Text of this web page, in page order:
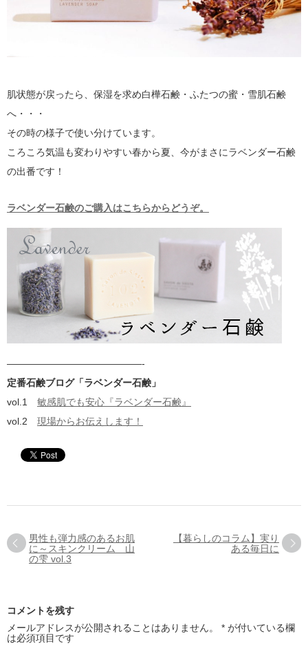
肌状態が戻ったら、保湿を求め白樺石鹸・ふたつの蜜・雪肌石鹸
へ・・・
その時の様子で使い分けています。
ころころ気温も変わりやすい春から夏、今がまさにラベンダー石鹸
の出番です！
ラベンダー石鹸のご購入はこちらからどうぞ。
——————————————-
定番石鹸ブログ「ラベンダー石鹸」
vol.1 敏感肌でも安心『ラベンダー石鹸』
vol.2 現場からお伝えします！
男性も弾力感のあるお肌
に～スキンクリーム 山
の雫 vol.3
【暮らしのコラム】実り
ある毎日に
コメントを残す
メールアドレスが公開されることはありません。
* が付いている欄
は必須項目です